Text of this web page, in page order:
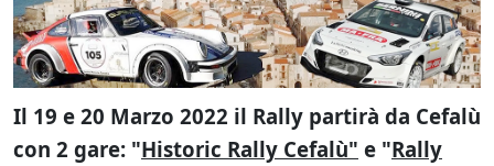
Il 19 e 20 Marzo 2022 il Rally partirà da Cefalù
con 2 gare: "Historic Rally Cefalù" e "Rally